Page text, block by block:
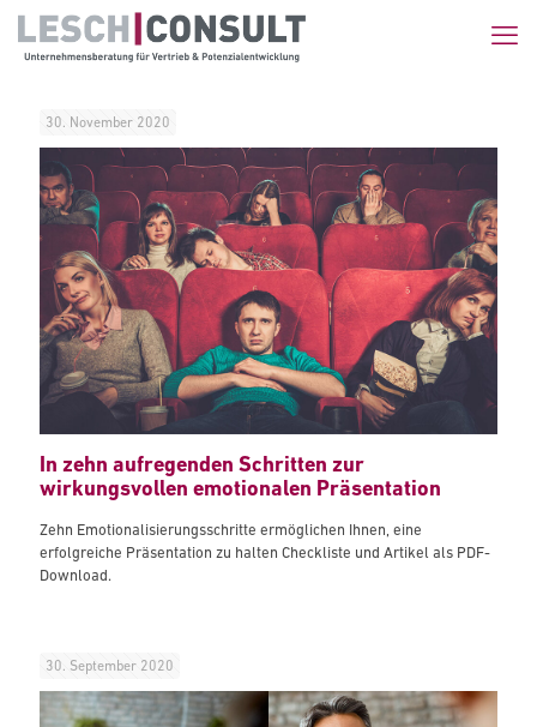
30. November 2020
In zehn aufregenden Schritten zur
wirkungsvollen emotionalen Präsentation
Zehn Emotionalisierungsschritte ermöglichen Ihnen, eine
erfolgreiche Präsentation zu halten Checkliste und Artikel als PDF-
Download.
30. September 2020